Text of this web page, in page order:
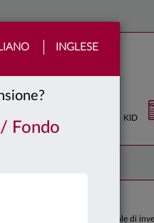
INGLESE
Fondo
KID
di prendere una decisione finale di